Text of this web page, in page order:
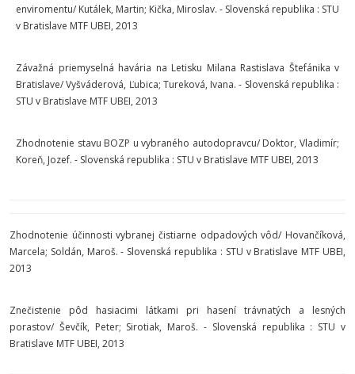
enviromentu/ Kutálek, Martin; Kička, Miroslav. - Slovenská republika : STU
v Bratislave MTF UBEI, 2013
Závažná priemyselná havária na Letisku Milana Rastislava Štefánika v
Bratislave/ Vyšváderová, Ľubica; Tureková, Ivana. - Slovenská republika :
STU v Bratislave MTF UBEI, 2013
Zhodnotenie stavu BOZP u vybraného autodopravcu/ Doktor, Vladimír;
Koreň, Jozef. - Slovenská republika : STU v Bratislave MTF UBEI, 2013
Zhodnotenie účinnosti vybranej čistiarne odpadových vôd/ Hovančíková,
Marcela; Soldán, Maroš. - Slovenská republika : STU v Bratislave MTF UBEI,
2013
Znečistenie pôd hasiacimi látkami pri hasení trávnatých a lesných
porastov/ Ševčík, Peter; Sirotiak, Maroš. - Slovenská republika : STU v
Bratislave MTF UBEI, 2013